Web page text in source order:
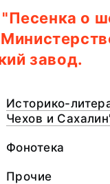
о
завод.
Историко-
Чехов и
Фонотека
Прочие